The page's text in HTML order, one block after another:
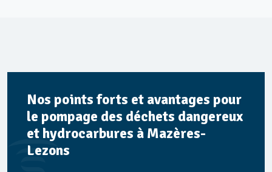
Nos points forts et avantages pour
le pompage des déchets dangereux
et hydrocarbures à Mazères-
Lezons